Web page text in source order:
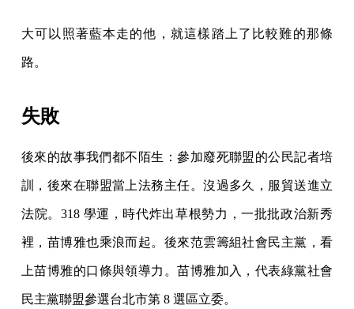
大可以照著藍本走的他，就這樣踏上了比較難的那條
路。
失敗
後來的故事我們都不陌生：參加廢死聯盟的公民記者培
訓，後來在聯盟當上法務主任。沒過多久，服貿送進立
法院。318 學運，時代炸出草根勢力，一批批政治新秀
裡，苗博雅也乘浪而起。後來范雲籌組社會民主黨，看
上苗博雅的口條與領導力。苗博雅加入，代表綠黨社會
民主黨聯盟參選台北市第 8 選區立委。